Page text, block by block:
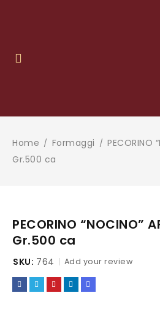
Home / Formaggi / PECORINO
Gr.500 ca
PECORINO “NOCINO”
Gr.500 ca
SKU: 764 Add your review